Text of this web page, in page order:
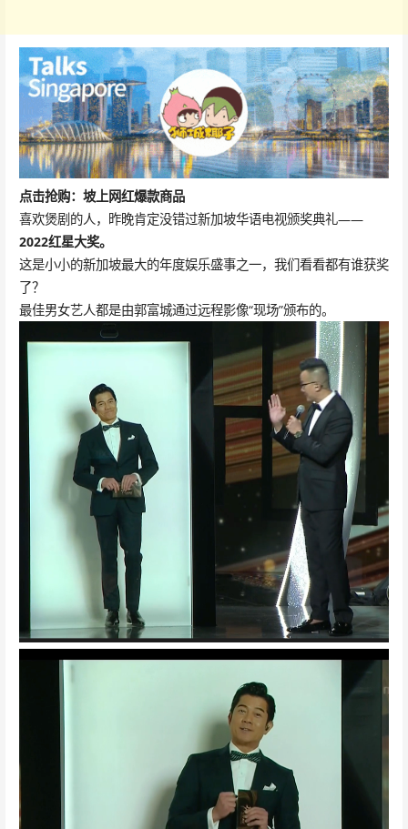
点击抢购：坡上网红爆款商品
喜欢煲剧的人，昨晚肯定没错过新加坡华语电视颁奖典礼——
2022红星大奖。
这是小小的新加坡最大的年度娱乐盛事之一，我们看看都有谁获奖
了？
最佳男女艺人都是由郭富城通过远程影像“现场”颁布的。